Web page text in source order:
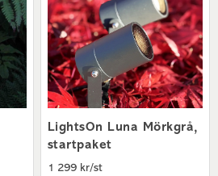
LightsOn Luna Mörkgrå,
startpaket
1 299 kr/st